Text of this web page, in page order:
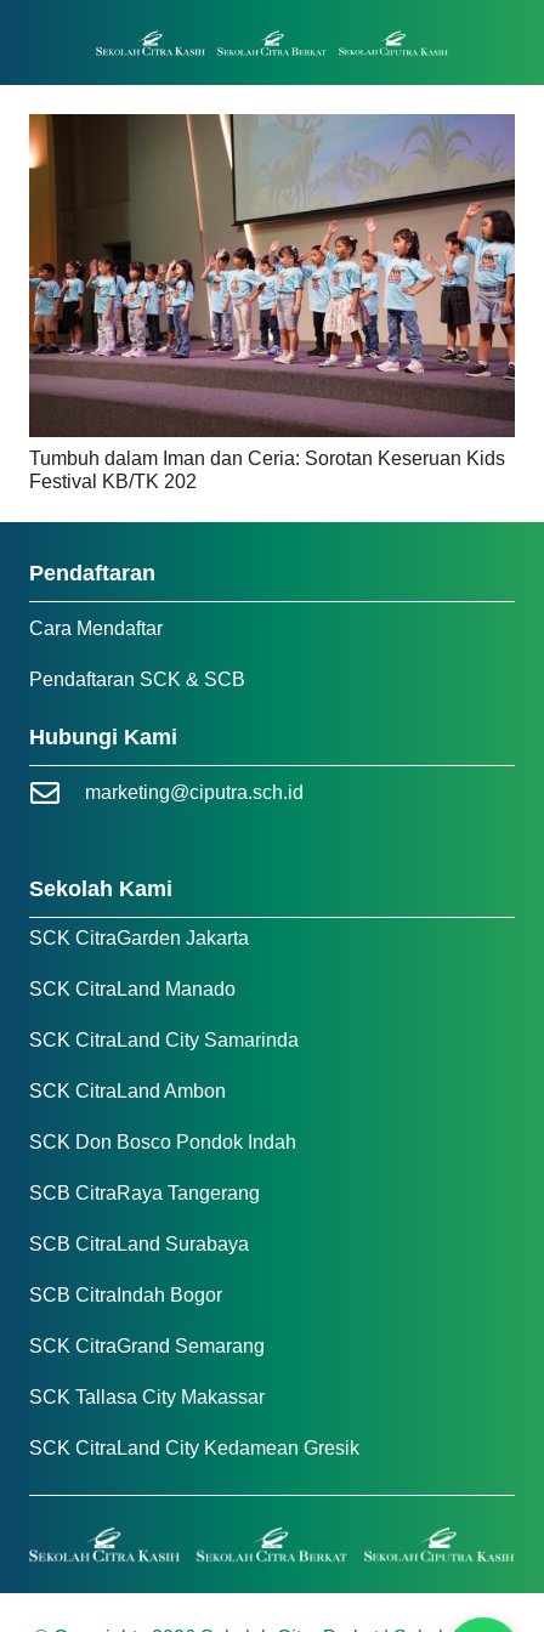
Tumbuh dalam Iman dan Ceria: Sorotan Keseruan Kids
Festival KB/TK 202
Pendaftaran
Cara Mendaftar
Pendaftaran SCK & SCB
Hubungi Kami
marketing@ciputra.sch.id
Sekolah Kami
SCK CitraGarden Jakarta
SCK CitraLand Manado
SCK CitraLand City Samarinda
SCK CitraLand Ambon
SCK Don Bosco Pondok Indah
SCB CitraRaya Tangerang
SCB CitraLand Surabaya
SCB CitraIndah Bogor
SCK CitraGrand Semarang
SCK Tallasa City Makassar
SCK CitraLand City Kedamean Gresik